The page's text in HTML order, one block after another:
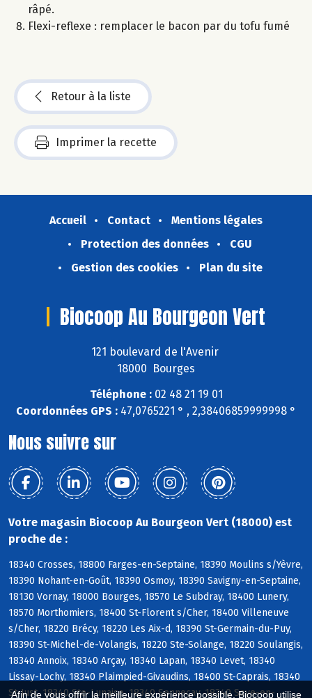
Afin de vous offrir la meilleure expérience possible, Biocoop utilise
râpé.
Flexi-reflexe : remplacer le bacon par du tofu fumé
Retour à la liste
Imprimer la recette
Accueil Contact
Mentions légales
Protection des données
CGU
Gestion des cookies
Plan du site
Biocoop Au Bourgeon Vert
121 boulevard de l'Avenir
18000 Bourges
Téléphone :02 48 21 19 01
Coordonnées GPS : 47,0765221 ° , 2,38406859999998 °
Nous suivre sur
Votre magasin Biocoop Au Bourgeon Vert (18000) est
proche de :
18340 Crosses, 18800 Farges-en-Septaine, 18390 Moulins s/Yèvre,
18390 Nohant-en-Goût, 18390 Osmoy, 18390 Savigny-en-Septaine,
18130 Vornay, 18000 Bourges, 18570 Le Subdray, 18400 Lunery,
18570 Morthomiers, 18400 St-Florent s/Cher, 18400 Villeneuve
s/Cher, 18220 Brécy, 18220 Les Aix-d, 18390 St-Germain-du-Puy,
18390 St-Michel-de-Volangis, 18220 Ste-Solange, 18220 Soulangis,
18340 Annoix, 18340 Arçay, 18340 Lapan, 18340 Levet, 18340
Lissay-Lochy, 18340 Plaimpied-Givaudins, 18400 St-Caprais, 18340
St-Just, 18340 Ste-Lunaise, 18340 Senneçay, 18340 Soye-en-